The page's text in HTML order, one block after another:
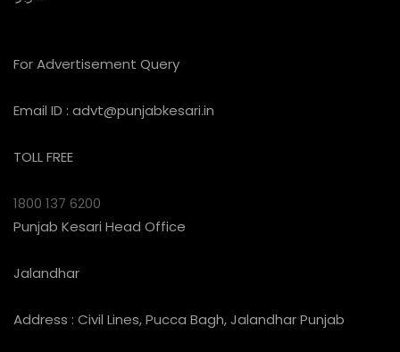
For Advertisement Query
Email ID : advt@punjabkesari.in
TOLL FREE
1800 137 6200
Punjab Kesari Head Office
Jalandhar
Address : Civil Lines, Pucca Bagh, Jalandhar Punjab